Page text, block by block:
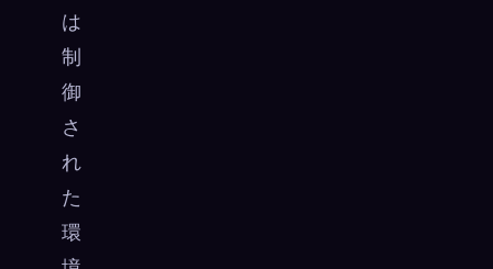
は
制
御
さ
れ
た
環